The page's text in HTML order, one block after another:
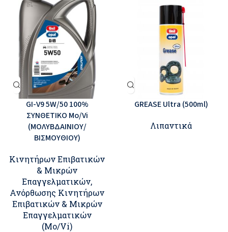
GI-V9 5W/50 100%
ΣΥΝΘΕΤΙΚΟ Mo/Vi
(ΜΟΛΥΒΔΑΙΝΙΟΥ/
ΒΙΣΜΟΥΘΙΟΥ)
Κινητήρων Επιβατικών
& Μικρών
Επαγγελματικών,
Ανόρθωσης Κινητήρων
Επιβατικών & Μικρών
Επαγγελματικών
(Mo/Vi)
GREASE Ultra (500ml)
Λιπαντικά